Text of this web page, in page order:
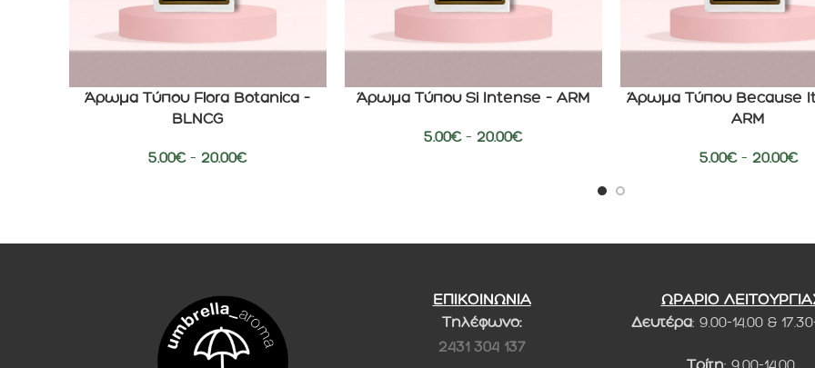
ΕΠΙΛΟΓΉ
Άρωμα Τύπου Flora Botanica –
BLNCG
5.00€ – 20.00€
ΕΠΙΛΟΓΉ
Άρωμα Τύπου Si Intense – ARM
5.00€ – 20.00€
ΕΠΙΛΟΓΉ
Άρωμα Τύπου Because
ARM
5.00€ – 20.00€
ΕΠΙΚΟΙΝΩΝΙΑ
Τηλέφωνο:
2431 304 137
ΩΡΑΡΙΟ
Δευτέρα: 9.00-14.00 &